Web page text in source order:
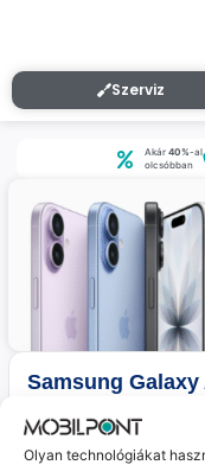
Olyan technológiákat
Szerviz
Akár40%-al
olcsóbban
Samsung Galaxy